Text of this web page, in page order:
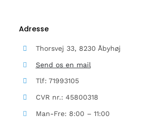
Adresse
Thorsvej 33, 8230 Åbyhøj
Send os en mail
Tlf: 71993105
CVR nr.: 45800318
Man-Fre: 8:00 – 11:00